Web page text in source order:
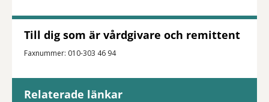
Till dig som är vårdgivare och remittent
Faxnummer: 010-303 46 94
Relaterade länkar